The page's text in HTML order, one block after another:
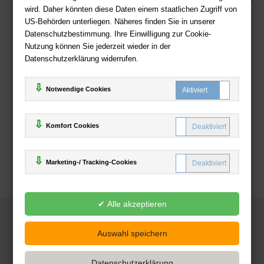
wird. Daher könnten diese Daten einem staatlichen Zugriff von
US-Behörden unterliegen. Näheres finden Sie in unserer
Datenschutzbestimmung. Ihre Einwilligung zur Cookie-
Nutzung können Sie jederzeit wieder in der
Datenschutzerklärung widerrufen.
Notwendige Cookies
Komfort Cookies
Marketing-/ Tracking-Cookies
Zahlweisen
Deutsche-Buchhandlung.de
www.deutsche-buchhandlung.de ist ein Angebot der
Powered by Inooga